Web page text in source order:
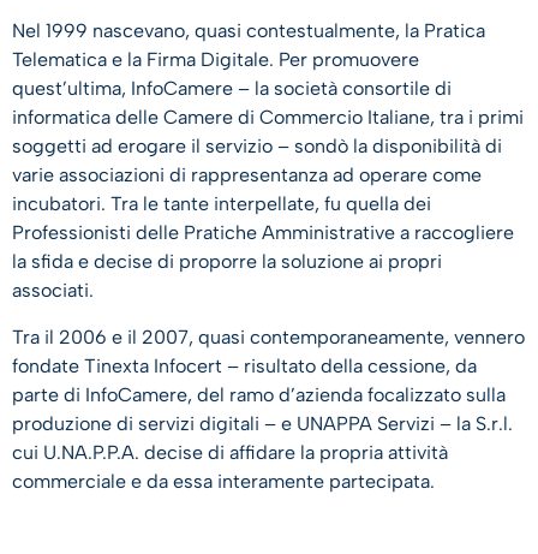
Nel 1999 nascevano, quasi contestualmente, la Pratica
Telematica e la Firma Digitale. Per promuovere
quest’ultima, InfoCamere – la società consortile di
informatica delle Camere di Commercio Italiane, tra i primi
soggetti ad erogare il servizio – sondò la disponibilità di
varie associazioni di rappresentanza ad operare come
incubatori. Tra le tante interpellate, fu quella dei
Professionisti delle Pratiche Amministrative a raccogliere
la sfida e decise di proporre la soluzione ai propri
associati.
Tra il 2006 e il 2007, quasi contemporaneamente, vennero
fondate Tinexta Infocert – risultato della cessione, da
parte di InfoCamere, del ramo d’azienda focalizzato sulla
produzione di servizi digitali – e UNAPPA Servizi – la S.r.l.
cui U.NA.P.P.A. decise di affidare la propria attività
commerciale e da essa interamente partecipata.